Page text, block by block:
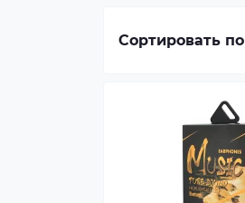
Сортировать по